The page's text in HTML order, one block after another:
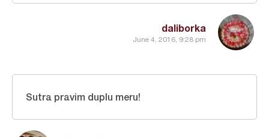
daliborka
June 4, 2016, 9:28 pm
Sutra pravim duplu meru!